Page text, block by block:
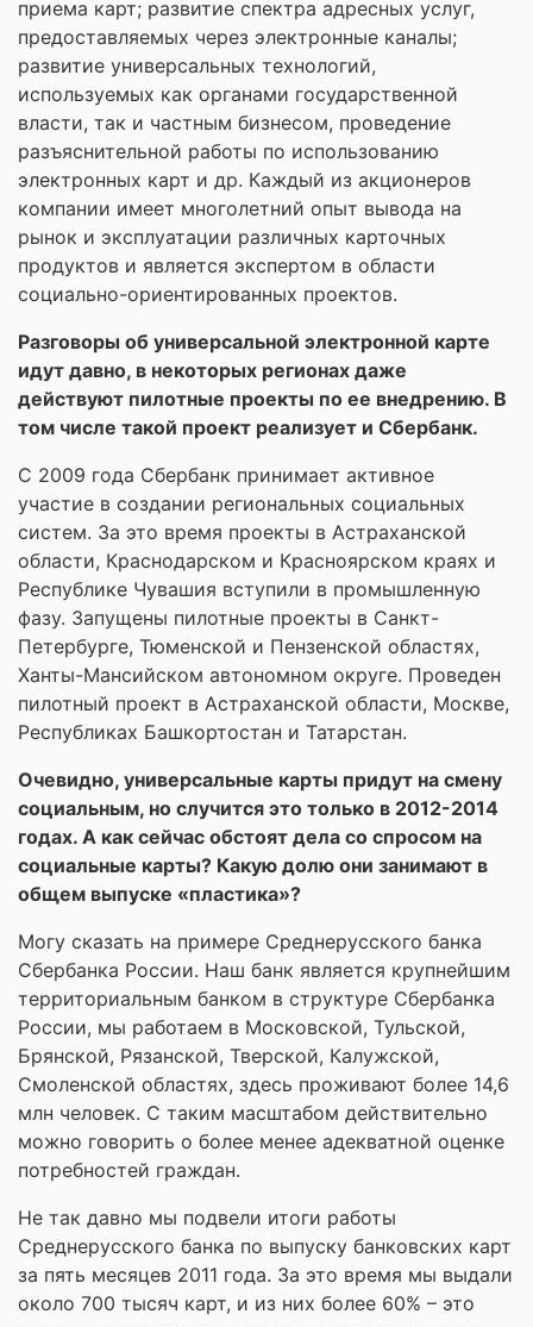
приема карт; развитие спектра адресных услуг,
предоставляемых через электронные каналы;
развитие универсальных технологий,
используемых как органами государственной
власти, так и частным бизнесом, проведение
разъяснительной работы по использованию
электронных карт и др. Каждый из акционеров
компании имеет многолетний опыт вывода на
рынок и эксплуатации различных карточных
продуктов и является экспертом в области
социально-ориентированных проектов.
Разговоры об универсальной электронной карте
идут давно, в некоторых регионах даже
действуют пилотные проекты по ее внедрению. В
том числе такой проект реализует и Сбербанк.
С 2009 года Сбербанк принимает активное
участие в создании региональных социальных
систем. За это время проекты в Астраханской
области, Краснодарском и Красноярском краях и
Республике Чувашия вступили в промышленную
фазу. Запущены пилотные проекты в Санкт-
Петербурге, Тюменской и Пензенской областях,
Ханты-Мансийском автономном округе. Проведен
пилотный проект в Астраханской области, Москве,
Республиках Башкортостан и Татарстан.
Очевидно, универсальные карты придут на смену
социальным, но случится это только в 2012-2014
годах. А как сейчас обстоят дела со спросом на
социальные карты? Какую долю они занимают в
общем выпуске «пластика»?
Могу сказать на примере Среднерусского банка
Сбербанка России. Наш банк является крупнейшим
территориальным банком в структуре Сбербанка
России, мы работаем в Московской, Тульской,
Брянской, Рязанской, Тверской, Калужской,
Смоленской областях, здесь проживают более 14,6
млн человек. С таким масштабом действительно
можно говорить о более менее адекватной оценке
потребностей граждан.
Не так давно мы подвели итоги работы
Среднерусского банка по выпуску банковских карт
за пять месяцев 2011 года. За это время мы выдали
около 700 тысяч карт, и из них более 60% – это